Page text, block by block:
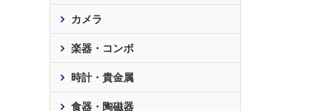
カメラ
楽器・コンボ
時計・貴金属
食器・陶磁器